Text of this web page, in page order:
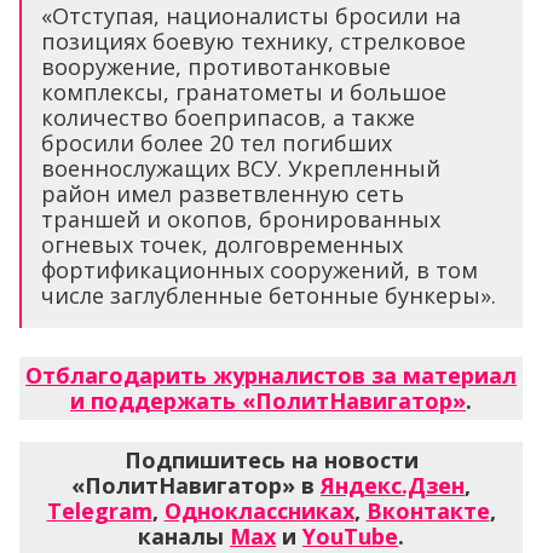
«Отступая, националисты бросили на
позициях боевую технику, стрелковое
вооружение, противотанковые
комплексы, гранатометы и большое
количество боеприпасов, а также
бросили более 20 тел погибших
военнослужащих ВСУ. Укрепленный
район имел разветвленную сеть
траншей и окопов, бронированных
огневых точек, долговременных
фортификационных сооружений, в том
числе заглубленные бетонные бункеры».
Отблагодарить журналистов за материал
и поддержать «ПолитНавигатор».
Подпишитесь на новости
«ПолитНавигатор» вЯндекс.Дзен,
Telegram, Одноклассниках, Вконтакте,
каналы Max и YouTube.